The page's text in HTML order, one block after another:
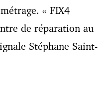
« FIX4
de réparation au
Stéphane Saint-